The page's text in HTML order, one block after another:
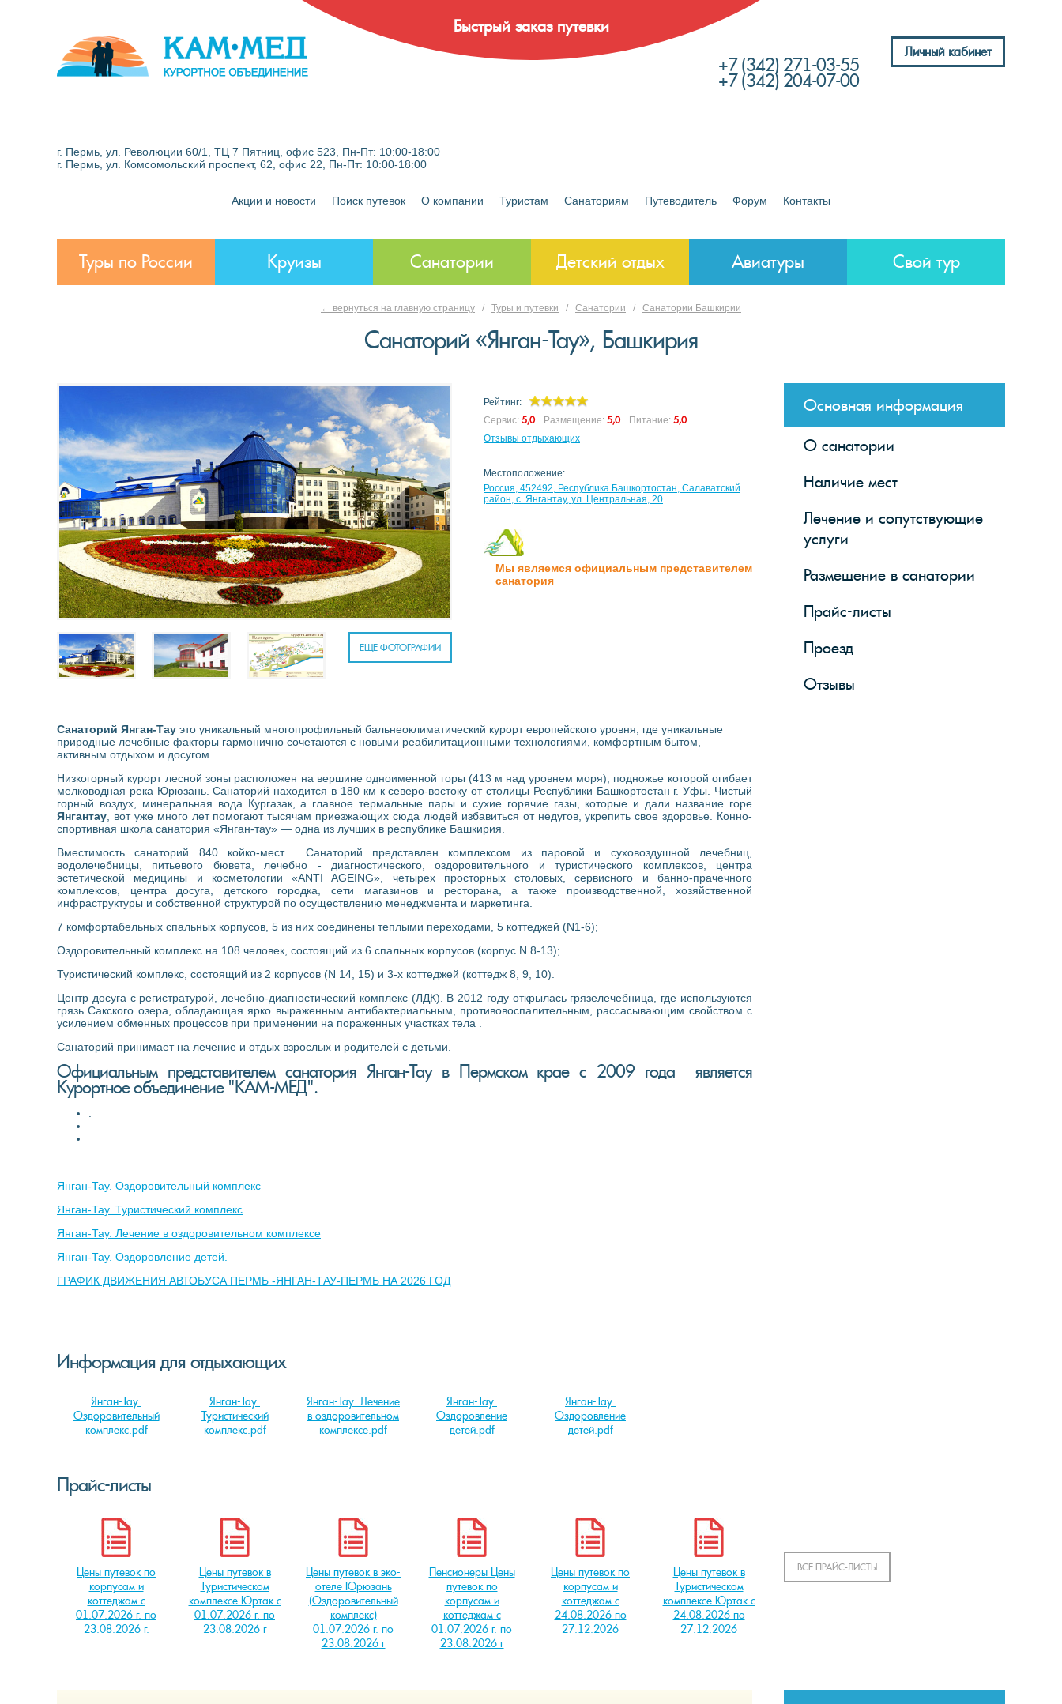
Быстрый заказ путевки
Личный кабинет
+7 (342) 271-03-55
+7 (342) 204-07-00
г. Пермь, ул. Революции 60/1, ТЦ 7 Пятниц, офис 523, Пн-Пт: 10:00-18:00
г. Пермь, ул. Комсомольский проспект, 62, офис 22, Пн-Пт: 10:00-18:00
Акции и новости Поиск путевок О компании Туристам Санаториям Путеводитель Форум Контакты
Туры по России Круизы Санатории Детский отдых Авиатуры Свой тур
← вернуться на главную страницу / Туры и путевки / Санатории / Санатории Башкирии
Санаторий «Янган-Тау», Башкирия
Основная информация
О санатории
Наличие мест
Лечение и сопутствующие
услуги
Размещение в санатории
Прайс-листы
Проезд
Отзывы
ЕЩЕ ФОТОГРАФИИ
Рейтинг:
Сервис: 5,0 Размещение: 5,0 Питание: 5,0
Отзывы отдыхающих
Местоположение:
Россия, 452492, Республика Башкортостан, Салаватский
район, с. Янгантау, ул. Центральная, 20
Мы являемся официальным представителем
санатория
Санаторий Янган-Тау это уникальный многопрофильный бальнеоклиматический курорт европейского уровня, где уникальные
природные лечебные факторы гармонично сочетаются с новыми реабилитационными технологиями, комфортным бытом,
активным отдыхом и досугом.
Низкогорный курорт лесной зоны расположен на вершине одноименной горы (413 м над уровнем моря), подножье которой огибает
мелководная река Юрюзань. Санаторий находится в 180 км к северо-востоку от столицы Республики Башкортостан г. Уфы. Чистый
горный воздух, минеральная вода Кургазак, а главное термальные пары и сухие горячие газы, которые и дали название горе
Янгантау , вот уже много лет помогают тысячам приезжающих сюда людей избавиться от недугов, укрепить свое здоровье. Конно-
спортивная школа санатория «Янган-тау» — одна из лучших в республике Башкирия.
Вместимость санаторий 840 койко-мест. Санаторий представлен комплексом из паровой и суховоздушной лечебниц,
водолечебницы, питьевого бювета, лечебно - диагностического, оздоровительного и туристического комплексов, центра
эстетической медицины и косметологии «ANTI AGEING», четырех просторных столовых, сервисного и банно-прачечного
комплексов, центра досуга, детского городка, сети магазинов и ресторана, а также производственной, хозяйственной
инфраструктуры и собственной структурой по осуществлению менеджмента и маркетинга.
7 комфортабельных спальных корпусов, 5 из них соединены теплыми переходами, 5 коттеджей (N1-6);
Оздоровительный комплекс на 108 человек, состоящий из 6 спальных корпусов (корпус N 8-13);
Туристический комплекс, состоящий из 2 корпусов (N 14, 15) и 3-х коттеджей (коттедж 8, 9, 10).
Центр досуга с регистратурой, лечебно-диагностический комплекс (ЛДК). В 2012 году открылась грязелечебница, где используются
грязь Сакского озера, обладающая ярко выраженным антибактериальным, противовоспалительным, рассасывающим свойством с
усилением обменных процессов при применении на пораженных участках тела .
Санаторий принимает на лечение и отдых взрослых и родителей с детьми.
Официальнымпредставителем санатория Янган-Тау в Пермском краес 2009 года является
Курортное объединение "КАМ-МЕД".
Янган-Тау. Оздоровительный комплекс
Янган-Тау. Туристический комплекс
Янган-Тау. Лечение в оздоровительном комплексе
Янган-Тау. Оздоровление детей.
ГРАФИК ДВИЖЕНИЯ АВТОБУСА ПЕРМЬ -ЯНГАН-ТАУ-ПЕРМЬ НА 2026 ГОД
Информация для отдыхающих
Янган-Тау.
Оздоровительный
комплекс.pdf
Янган-Тау.
Туристический
комплекс.pdf
Янган-Тау. Лечение
в оздоровительном
комплексе.pdf
Янган-Тау.
Оздоровление
детей.pdf
Янган-Тау.
Оздоровление
детей.pdf
Прайс-листы
Цены путевок по
корпусам и
коттеджам с
01.07.2026 г. по
23.08.2026 г.
Цены путевок в
Туристическом
комплексе Юртак с
01.07.2026 г. по
23.08.2026 г
Цены путевок в эко-
отеле Юрюзань
(Оздоровительный
комплекс)
01.07.2026 г. по
23.08.2026 г
Пенсионеры Цены
путевок по
корпусам и
коттеджам с
01.07.2026 г. по
23.08.2026 г
Цены путевок по
корпусам и
коттеджам с
24.08.2026 по
27.12.2026
Цены путевок в
Туристическом
комплексе Юртак с
24.08.2026 по
27.12.2026
ВСЕ ПРАЙС-ЛИСТЫ